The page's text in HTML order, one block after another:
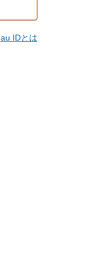
au IDとは